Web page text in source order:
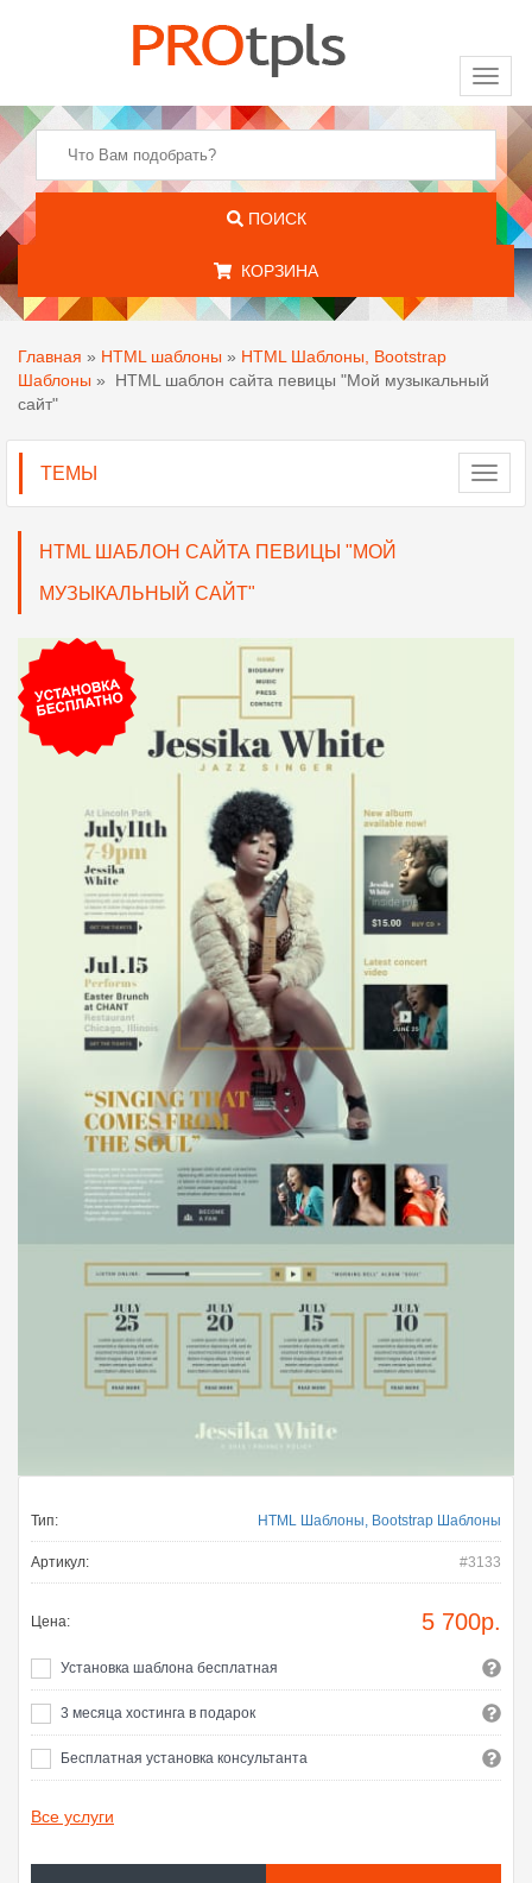
ПОИСК
КОРЗИНА
Главная » HTML шаблоны » HTML Шаблоны, Bootstrap
Шаблоны »
HTML шаблон сайта певицы "Мой музыкальный
сайт"
ТЕМЫ
HTML ШАБЛОН САЙТА ПЕВИЦЫ "МОЙ
МУЗЫКАЛЬНЫЙ САЙТ"
Тип: HTML Шаблоны, Bootstrap Шаблоны
Артикул: #3133
Цена: 5 700р.
Установка шаблона бесплатная
3 месяца хостинга в подарок
Бесплатная установка консультанта
Все услуги